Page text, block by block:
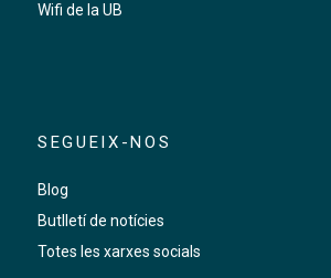
Wifi de la UB
SEGUEIX-NOS
Blog
Butlletí de notícies
Totes les xarxes socials